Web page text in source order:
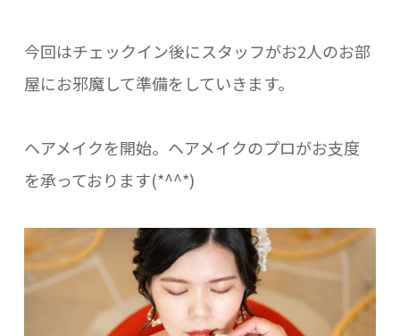
今回はチェックイン後にスタッフがお2人のお部
屋にお邪魔して準備をしていきます。
ヘアメイクを開始。ヘアメイクのプロがお支度
を承っております(*^^*)